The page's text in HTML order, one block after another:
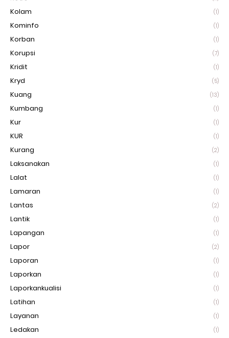
Kolam (1)
Kominfo (1)
Korban (1)
Korupsi (7)
Kridit (1)
Kryd (5)
Kuang (13)
Kumbang (1)
Kur (1)
KUR (1)
Kurang (2)
Laksanakan (1)
Lalat (1)
Lamaran (1)
Lantas (2)
Lantik (1)
Lapangan (1)
Lapor (2)
Laporan (1)
Laporkan (1)
Laporkankualisi (1)
Latihan (1)
Layanan (1)
Ledakan (1)